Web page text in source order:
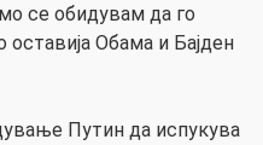
се обидувам да го
Обама и Бајден
Путин да испукува